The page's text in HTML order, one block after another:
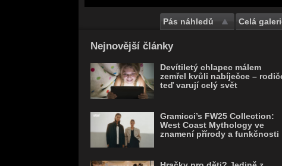
Pás náhledů Celá
Nejnovější články
Devítiletý chlapec málem
zemřel kvůli nabíječce –
teď varují celý svět
Gramicci’s FW25 Collection:
West Coast Mythology ve
znamení přírody a funkčnosti